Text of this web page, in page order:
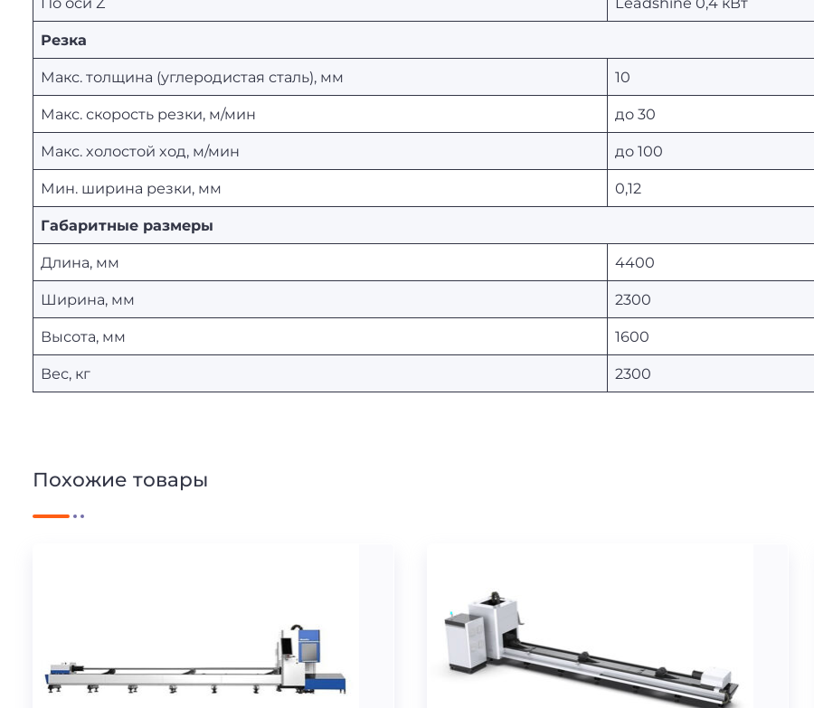
Резка
Макс. толщина (углеродистая сталь), мм 10
Макс. скорость резки, м/мин до 30
Макс. холостой ход, м/мин до 100
Мин. ширина резки, мм 0,12
Габаритные размеры
Длина, мм 4400
Ширина, мм 2300
Высота, мм 1600
Вес, кг 2300
Похожие товары